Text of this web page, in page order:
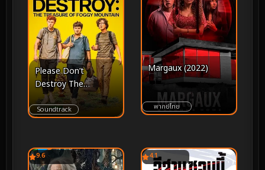
Please Don’t
Destroy The
Treasure of Foggy
Mountain (2023)
Soundtrack
Margaux (2022)
พากย์ไทย
9.6 4.1